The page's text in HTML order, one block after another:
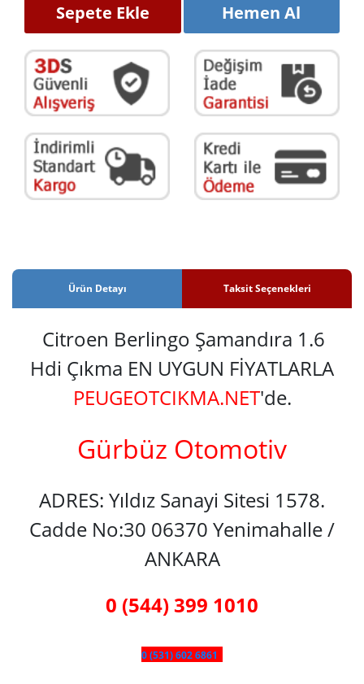
Sepete Ekle Hemen Al
Ürün Detayı Taksit Seçenekleri
Citroen Berlingo Şamandıra 1.6
Hdi Çıkma EN UYGUN FİYATLARLA
PEUGEOTCIKMA.NET'de.
Gürbüz Otomotiv
ADRES: Yıldız Sanayi Sitesi 1578.
Cadde No:30 06370 Yenimahalle /
ANKARA
0 (544) 399 1010
0 (531) 602 6861